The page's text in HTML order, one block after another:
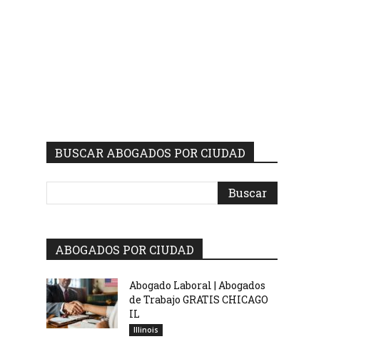
BUSCAR ABOGADOS POR CIUDAD
ABOGADOS POR CIUDAD
Abogado Laboral | Abogados
de Trabajo GRATIS CHICAGO
IL
Illinois